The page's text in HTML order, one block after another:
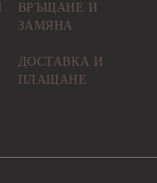
ВРЪЩАНЕ И
ЗАМЯНА
ДОСТАВКА И
ПЛАЩАНЕ